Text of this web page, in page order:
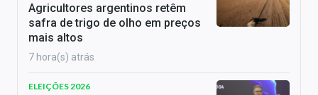
Agricultores argentinos retêm
safra de trigo de olho em preços
mais altos
7 hora(s) atrás
ELEIÇÕES 2026